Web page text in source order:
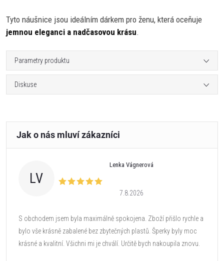
Tyto náušnice jsou ideálním dárkem pro ženu, která oceňuje
jemnou eleganci a nadčasovou krásu.
Parametry produktu
Diskuse
LV
Lenka Vágnerová
7.8.2026
S obchodem jsem byla maximálně spokojena. Zboží přišlo rychle a
bylo vše krásně zabalené bez zbytečných plastů. Šperky byly moc
krásné a kvalitní. Všichni mi je chválí. Určitě bych nakoupila znovu.